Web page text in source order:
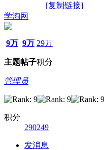
[复制链接]
学淘网
9万
主题
9万
帖子
29万
积分
管理员
积分
290249
发消息